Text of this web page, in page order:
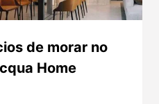
de morar no
Home